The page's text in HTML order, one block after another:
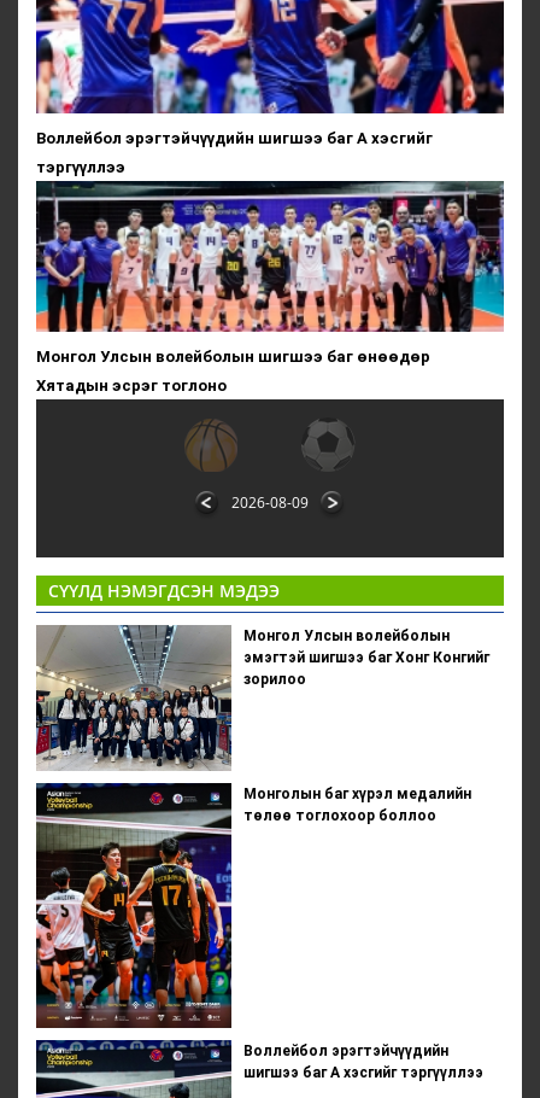
Воллейбол эрэгтэйчүүдийн шигшээ баг А хэсгийг
тэргүүллээ
Монгол Улсын волейболын шигшээ баг өнөөдөр
Хятадын эсрэг тоглоно
2026-08-09
СҮҮЛД НЭМЭГДСЭН МЭДЭЭ
Монгол Улсын волейболын
эмэгтэй шигшээ баг Хонг Конгийг
зорилоо
Монголын баг хүрэл медалийн
төлөө тоглохоор боллоо
Воллейбол эрэгтэйчүүдийн
шигшээ баг А хэсгийг тэргүүллээ